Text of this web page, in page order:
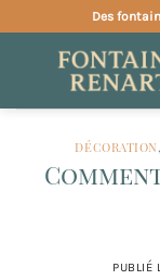
au
contenu
Des
DÉCORATION,
PUBLIÉ